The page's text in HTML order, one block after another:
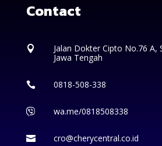
Contact

Jalan Dokter Cipto No.76 A,
Jawa Tengah
 0818-508-338
 wa.me/0818508338
 cro@cherycentral.co.id